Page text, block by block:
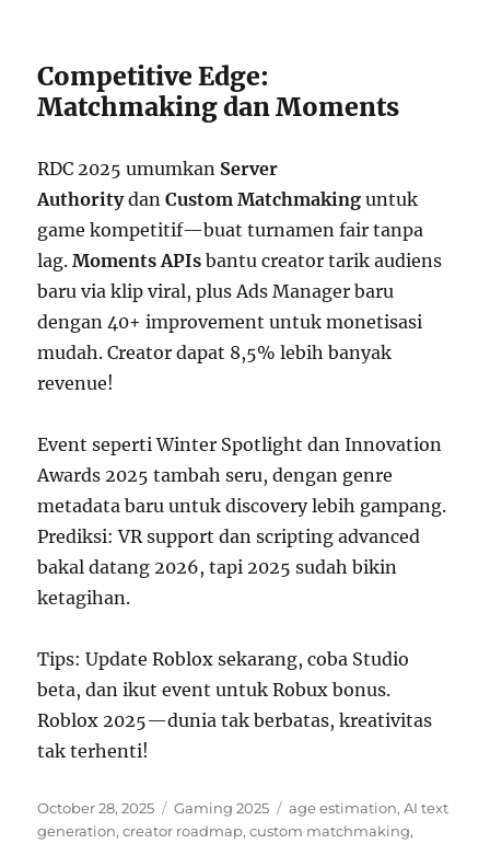
Competitive Edge:
Matchmaking dan Moments
RDC 2025 umumkan Server
AuthoritydanCustom Matchmaking untuk
game kompetitif—buat turnamen fair tanpa
lag.Moments APIs bantu creator tarik audiens
baru via klip viral, plus Ads Manager baru
dengan 40+ improvement untuk monetisasi
mudah. Creator dapat 8,5% lebih banyak
revenue!
Event seperti Winter Spotlight dan Innovation
Awards 2025 tambah seru, dengan genre
metadata baru untuk discovery lebih gampang.
Prediksi: VR support dan scripting advanced
bakal datang 2026, tapi 2025 sudah bikin
ketagihan.
Tips: Update Roblox sekarang, coba Studio
beta, dan ikut event untuk Robux bonus.
Roblox 2025—dunia tak berbatas, kreativitas
tak terhenti!
Posted
on
October 28, 2025 Categories
Gaming 2025 Tags
age estimation,AI text
generation,creator roadmap,custom matchmaking,